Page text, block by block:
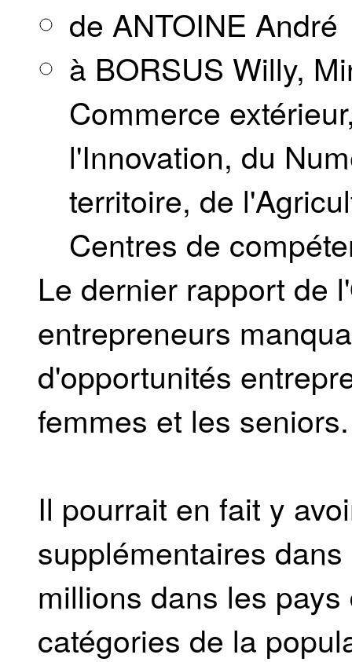
de ANTOINE André
à BORSUS Willy,
Commerce
l'Innovation, du
territoire, de
Centres de
Le dernier rapport de
entrepreneurs
d'opportunités
femmes et les seniors.
Il pourrait en fait y
supplémentaires
millions dans les
catégories de la